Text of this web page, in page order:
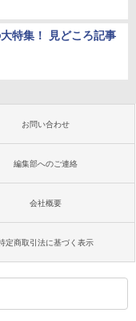
特集！ 見どころ記事
お問い合わせ
編集部へのご連絡
会社概要
定商取引法に基づく表示